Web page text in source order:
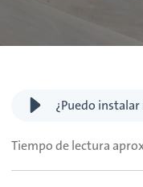
Tiempo de lectura